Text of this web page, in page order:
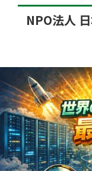
NPO法人